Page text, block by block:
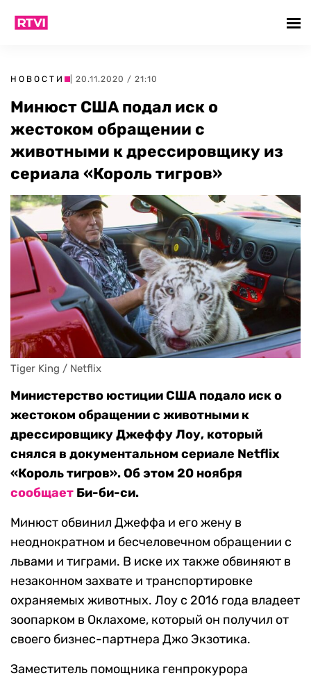
НОВОСТИ | 20.11.2020 / 21:10
Минюст США подал иск о
жестоком обращении с
животными к дрессировщику из
сериала «Король тигров»
Tiger King / Netflix
Министерство юстиции США подало иск о
жестоком обращении с животными к
дрессировщику Джеффу Лоу, который
снялся в документальном сериале Netflix
«Король тигров». Об этом 20 ноября
сообщает Би-би-си.
Минюст обвинил Джеффа и его жену в
неоднократном и бесчеловечном обращении с
львами и тиграми. В иске их также обвиняют в
незаконном захвате и транспортировке
охраняемых животных. Лоу с 2016 года владеет
зоопарком в Оклахоме, который он получил от
своего бизнес-партнера Джо Экзотика.
Заместитель помощника генпрокурора